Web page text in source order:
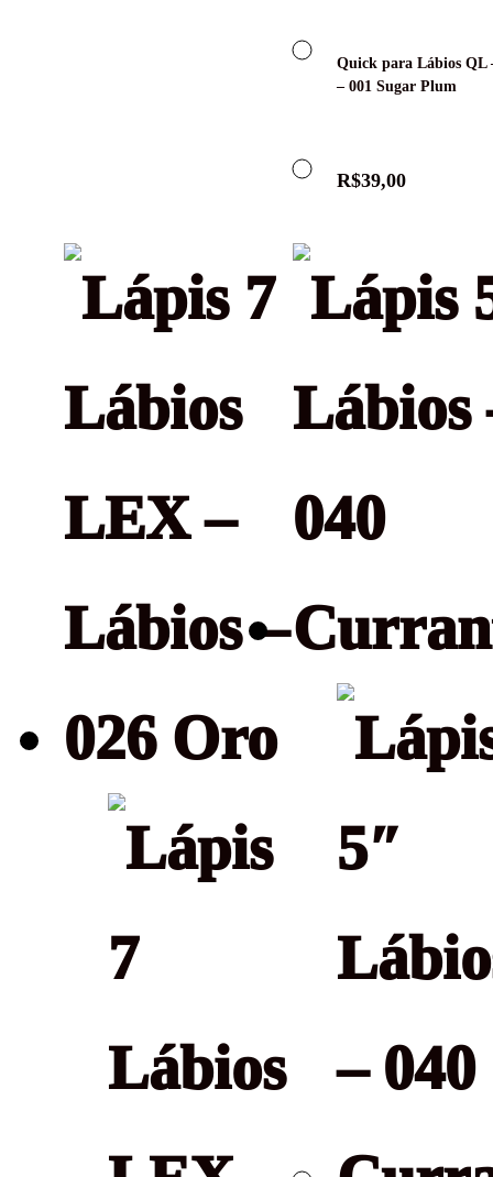
Quick para Lábios QL
– 001 Sugar Plum
R$39,00